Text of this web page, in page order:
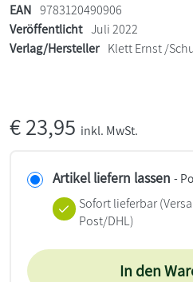
EAN 9783120490906
Veröffentlicht Juli 2022
Verlag/Hersteller Klett Ernst /
€23,95 inkl. MwSt.
Artikel liefern lassen -
Sofort lieferbar
Post/DHL)
In den